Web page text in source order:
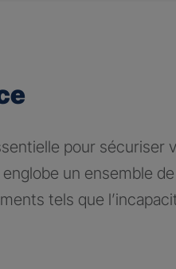
pour sécuriser
un ensemble
tels que